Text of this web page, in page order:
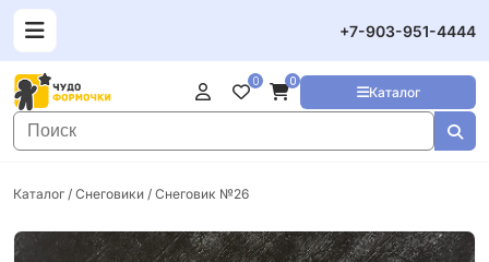
+7-903-951-4444
Каталог
0 0
Каталог / Снеговики / Снеговик №26